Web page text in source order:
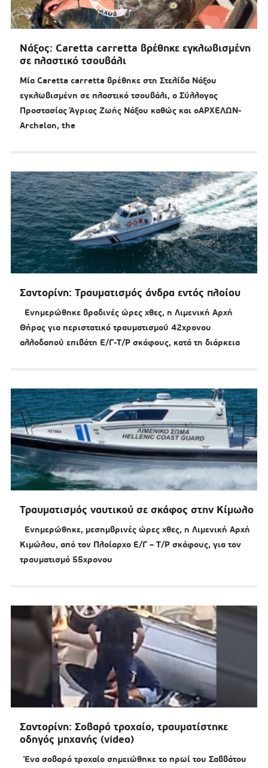
Νάξος: Caretta carretta βρέθηκε εγκλωβισμένη
σε πλαστικό τσουβάλι
Μία Caretta carretta βρέθηκε στη Στελίδα Νάξου
εγκλωβισμένη σε πλαστικό τσουβάλι, ο Σύλλογος
Προστασίας Άγριας Ζωής Νάξου καθώς και οΑΡΧΕΛΩΝ-
Archelon, the
Σαντορίνη: Τραυματισμός άνδρα εντός πλοίου
Ενημερώθηκε βραδινές ώρες χθες, η Λιμενική Αρχή
Θήρας για περιστατικό τραυματισμού 42χρονου
αλλοδαπού επιβάτη Ε/Γ-Τ/Ρ σκάφους, κατά τη διάρκεια
Τραυματισμός ναυτικού σε σκάφος στην Κίμωλο
Ενημερώθηκε, μεσημβρινές ώρες χθες, η Λιμενική Αρχή
Κιμώλου, από τον Πλοίαρχο Ε/Γ – Τ/Ρ σκάφους, για τον
τραυματισμό 55χρονου
Σαντορίνη: Σοβαρό τροχαίο, τραυματίστηκε
οδηγός μηχανής (video)
Ένα σοβαρό τροχαίο σημειώθηκε το πρωί του Σαββάτου